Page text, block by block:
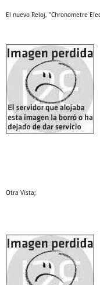
El nuevo Reloj, "Chronometre
Otra Vista;